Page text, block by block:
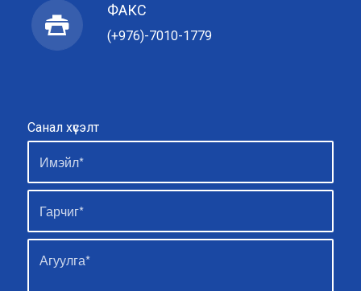
ФАКС
(+976)-7010-1779
Санал хүсэлт